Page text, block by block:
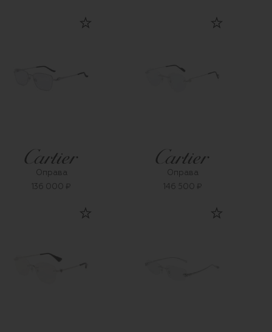
Оправа
136 000 ₽
Оправа
146 500 ₽